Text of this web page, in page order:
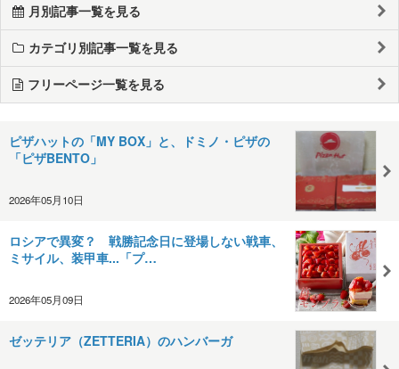
月別記事一覧を見る
カテゴリ別記事一覧を見る
フリーページ一覧を見る
ピザハットの「MY BOX」と、ドミノ・ピザの
「ピザBENTO」
2026年05月10日
ロシアで異変？ 戦勝記念日に登場しない戦車、
ミサイル、装甲車...「プ…
2026年05月09日
ゼッテリア（ZETTERIA）のハンバーガ